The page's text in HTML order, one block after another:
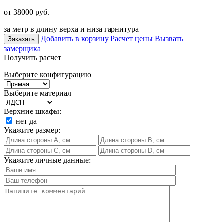
от 38000 руб.
за метр в длину верха и низа гарнитура
Заказать Добавить в корзину Расчет цены Вызвать
замерщика
Получить расчет
Выберите конфигурацию
Выберите материал
Верхние шкафы:
нет да
Укажите размер:
Укажите личные данные: